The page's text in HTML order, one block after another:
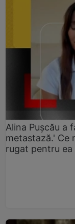
Alina Pușcău a
metastază.' Ce
rugat pentru ea